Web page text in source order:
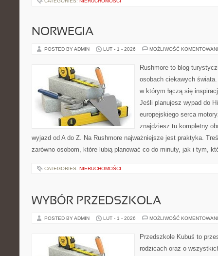
NORWEGIA
POSTED BY ADMIN LUT - 1 - 2026 MOŻLIWOŚĆ
Rushmore to blog
osobach ciekawych
w którym łączą się
Jeśli planujesz wypad do
europejskiego serca
znajdziesz tu kompletny
wyjazd od A do Z. Na Rushmore najważniejsze jest praktyka.
zarówno osobom, które lubią planować co do minuty, jak i tym,
CATEGORIES: NIERUCHOMOŚCI
WYBÓR PRZEDSZKOLA
POSTED BY ADMIN LUT - 1 - 2026 MOŻLIWOŚĆ
Przedszkole Kubuś to
rodzicach oraz o